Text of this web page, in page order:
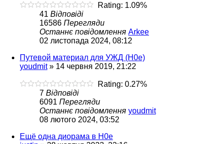
Rating: 1.09%
41 Відповіді
16586 Перегляди
Останнє повідомлення Arkee
02 листопада 2024, 08:12
Путевой материал для УЖД (Н0е)
youdmit» 14 червня 2019, 21:22
Rating: 0.27%
7 Відповіді
6091 Перегляди
Останнє повідомлення youdmit
08 лютого 2024, 03:52
Ещё одна диорама в H0e